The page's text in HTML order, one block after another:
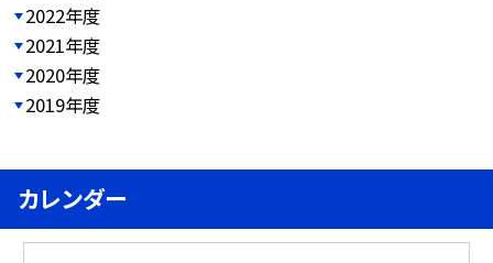
2022年度
2021年度
2020年度
2019年度
カレンダー